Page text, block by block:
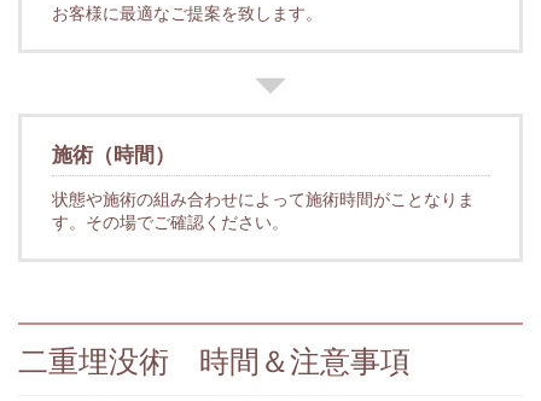
お客様に最適なご提案を致します。
施術（時間）
状態や施術の組み合わせによって施術時間がことなりま
す。その場でご確認ください。
二重埋没術 時間＆注意事項